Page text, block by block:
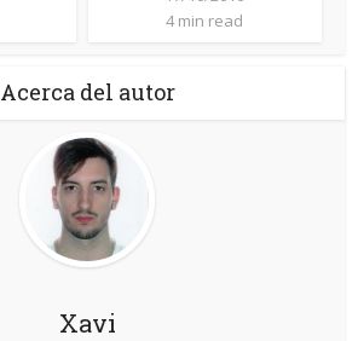
4 min read
Acerca del autor
Xavi